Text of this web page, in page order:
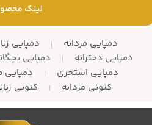
لینک
دمپایی مردانه دمپایی
دمپایی دخترانه
دمپایی
دمپایی استخری
دمپایی
کتونی مردانه
کتونی